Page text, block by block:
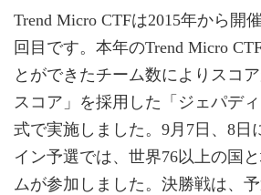
Trend Micro CTFは2015年から開
回目です。本年のTrend Micro
とができたチーム数によりスコ
スコア」を採用した「ジェパディ
式で実施しました。9月7日、8日
イン予選では、世界76以上の国
ムが参加しました。決勝戦は、